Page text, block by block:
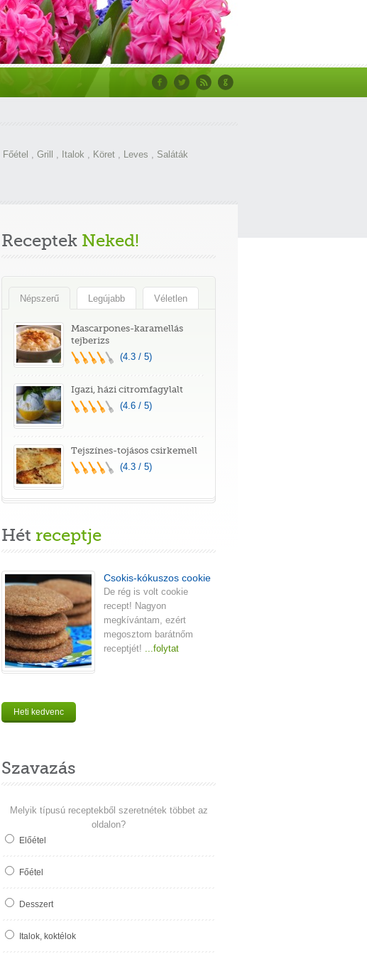
Főétel , Grill , Italok , Köret , Leves , Saláták
Receptek Neked!
Népszerű Legújabb Véletlen
Mascarpones-karamellás
tejberizs
(4.3 / 5)
Igazi, házi citromfagylalt
(4.6 / 5)
Tejszínes-tojásos csirkemell
(4.3 / 5)
Hét receptje
Csokis-kókuszos cookie
De rég is volt cookie
recept! Nagyon
megkívántam, ezért
megosztom barátnőm
receptjét! ...folytat
Heti kedvenc
Szavazás
Melyik típusú receptekből szeretnétek többet az
oldalon?
Előétel
Főétel
Desszert
Italok, koktélok